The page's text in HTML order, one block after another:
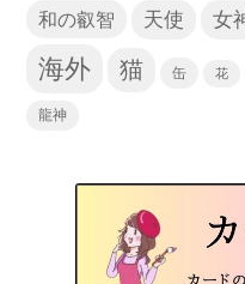
和の叡智 天使 女
海外 猫 缶 花
龍神